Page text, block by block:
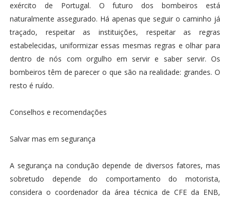
exército de Portugal. O futuro dos bombeiros está
naturalmente assegurado. Há apenas que seguir o caminho já
traçado, respeitar as instituições, respeitar as regras
estabelecidas, uniformizar essas mesmas regras e olhar para
dentro de nós com orgulho em servir e saber servir. Os
bombeiros têm de parecer o que são na realidade: grandes. O
resto é ruído.
Conselhos e recomendações
Salvar mas em segurança
A segurança na condução depende de diversos fatores, mas
sobretudo depende do comportamento do motorista,
considera o coordenador da área técnica de CFE da ENB,